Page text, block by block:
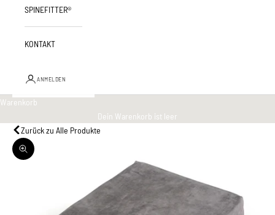
SPINEFITTER®
KONTAKT
ANMELDEN
Warenkorb
Dein Warenkorb ist leer
Zurück zu Alle Produkte
Bild vergrößern